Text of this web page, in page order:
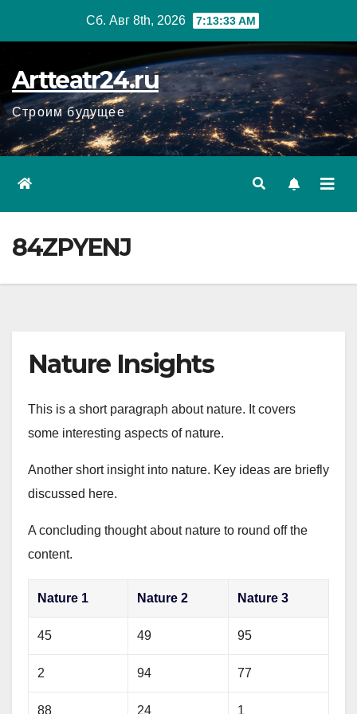
Сб. Авг 8th, 2026 7:13:34 AM
Artteatr24.ru
Строим будущее
84ZPYENJ
Nature Insights
This is a short paragraph about nature. It covers
some interesting aspects of nature.
Another short insight into nature. Key ideas are briefly
discussed here.
A concluding thought about nature to round off the
content.
Nature 1 Nature 2 Nature 3
45 49 95
2 94 77
88 24 1